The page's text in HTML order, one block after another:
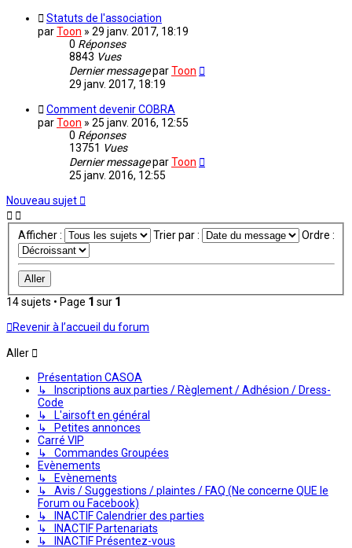
Statuts de l'association
parToon » 29 janv. 2017, 18:19
0 Réponses
8843 Vues
Dernier messageparToon
29 janv. 2017, 18:19
Comment devenir COBRA
parToon » 25 janv. 2016, 12:55
0 Réponses
13751 Vues
Dernier messageparToon
25 janv. 2016, 12:55
Nouveau sujet
Afficher : Trier par : Ordre :
14 sujets • Page 1 sur 1
Revenir à l’accueil du forum
Aller
Présentation CASOA
↳ Inscriptions aux parties / Règlement / Adhésion / Dress-
Code
↳ L'airsoft en général
↳ Petites annonces
Carré VIP
↳ Commandes Groupées
Evènements
↳ Evènements
↳ Avis / Suggestions / plaintes / FAQ (Ne concerne QUE le
Forum ou Facebook)
↳ INACTIF Calendrier des parties
↳ INACTIF Partenariats
↳ INACTIF Présentez-vous